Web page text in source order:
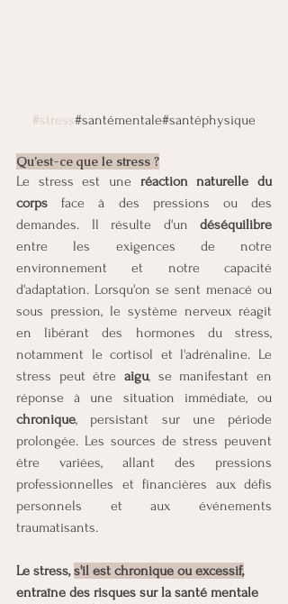
#stress#santémentale#santéphysique
Qu’est-ce que le stress ?
Le stress est une réaction naturelle du
corps face à des pressions ou des
demandes. Il résulte d'un
entre les exigences de notre
environnement et notre capacité
d'adaptation. Lorsqu'on se sent menacé ou
sous pression, le système nerveux réagit
en libérant des hormones du stress,
notamment le cortisol et l'adrénaline. Le
stress peut être aigu, se manifestant en
chronique, persistant sur une période
prolongée. Les sources de stress peuvent
être variées, allant des pressions
professionnelles et financières aux défis
personnels et aux événements
traumatisants.
Le stress, s'il est chronique ou excessif,
entraîne des risques sur la santé mentale